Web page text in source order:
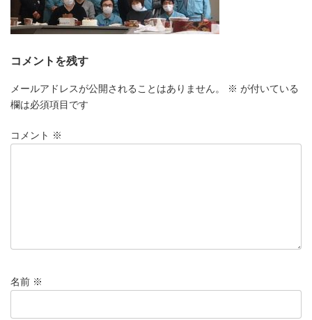
コメントを残す
メールアドレスが公開されることはありません。 ※ が付いている
欄は必須項目です
コメント ※
名前 ※